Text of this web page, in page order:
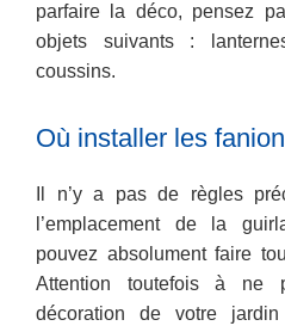
parfaire la déco, pensez
objets suivants :
coussins.
Où installer les
Il n’y a pas de règles
l’emplacement de la
pouvez absolument faire
Attention toutefois à ne
décoration de votre